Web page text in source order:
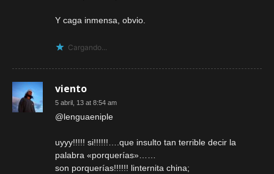
Y caga inmensa, obvio.
Cargando...
viento
5 abril, 13 at 8:54 am
@lenguaeniple
uyyy!!!!! si!!!!!!….que insulto tan terrible decir la
palabra «porquerías»……
son porquerías!!!!!! linternita china;